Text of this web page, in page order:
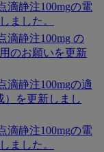
滴静注100mgの電
ました。
滴静注100mg の
のお願いを更新
滴静注100mgの適
）を更新しまし
滴静注100mgの電
ました。